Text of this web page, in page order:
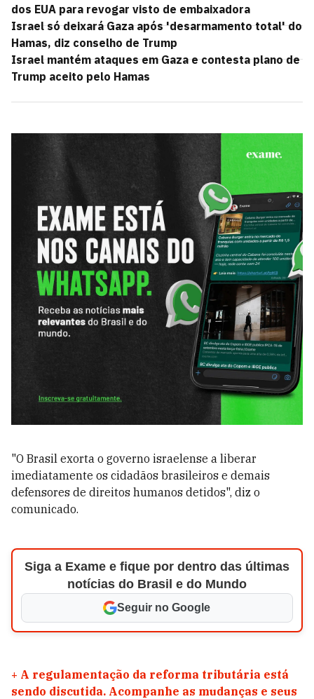
dos EUA para revogar visto de embaixadora
Israel só deixará Gaza após 'desarmamento total' do
Hamas, diz conselho de Trump
Israel mantém ataques em Gaza e contesta plano de
Trump aceito pelo Hamas
"O Brasil exorta o governo israelense a liberar
imediatamente os cidadãos brasileiros e demais
defensores de direitos humanos detidos", diz o
comunicado.
Siga a Exame e fique por dentro das últimas
notícias do Brasil e do Mundo
Seguir no Google
+ A regulamentação da reforma tributária está
sendo discutida. Acompanhe as mudanças e seus